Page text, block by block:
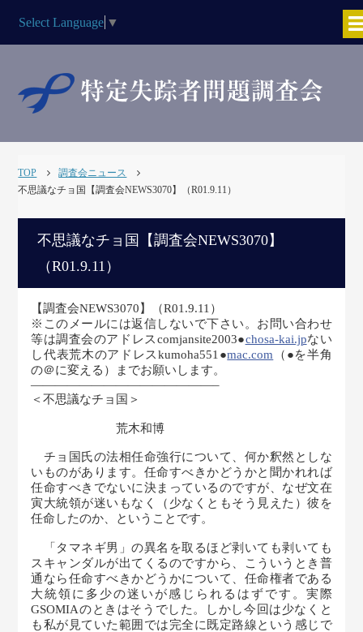
Select Language ▼
TOP
調査会ニュース
不思議なチョ国【調査会NEWS3070】（R01.9.11）
不思議なチョ国【調査会NEWS3070】
（R01.9.11）
【調査会NEWS3070】（R01.9.11）
※このメールには返信しないで下さい。お問い合わせ
等は調査会のアドレスcomjansite2003●chosa-kai.jpない
し代表荒木のアドレスkumoha551●mac.com （●を半角
の＠に変える）までお願いします。
———————————————–
＜不思議なチョ国＞
荒木和博
チョ国氏の法相任命強行について、何か釈然としな
いものがあります。任命すべきかどうかと聞かれれば
任命すべきでないに決まっているのですが、なぜ文在
寅大統領が迷いもなく（少なくともそう見えた）彼を
任命したのか、ということです。
「タマネギ男」の異名を取るほど剥いても剥いても
スキャンダルが出てくるのですから、こういうとき普
通なら任命すべきかどうかについて、任命権者である
大統領に多少の迷いが感じられるはずです。実際
GSOMIAのときはそうでした。しかし今回は少なくと
も私が見ていた範囲では完全に既定路線という感じで